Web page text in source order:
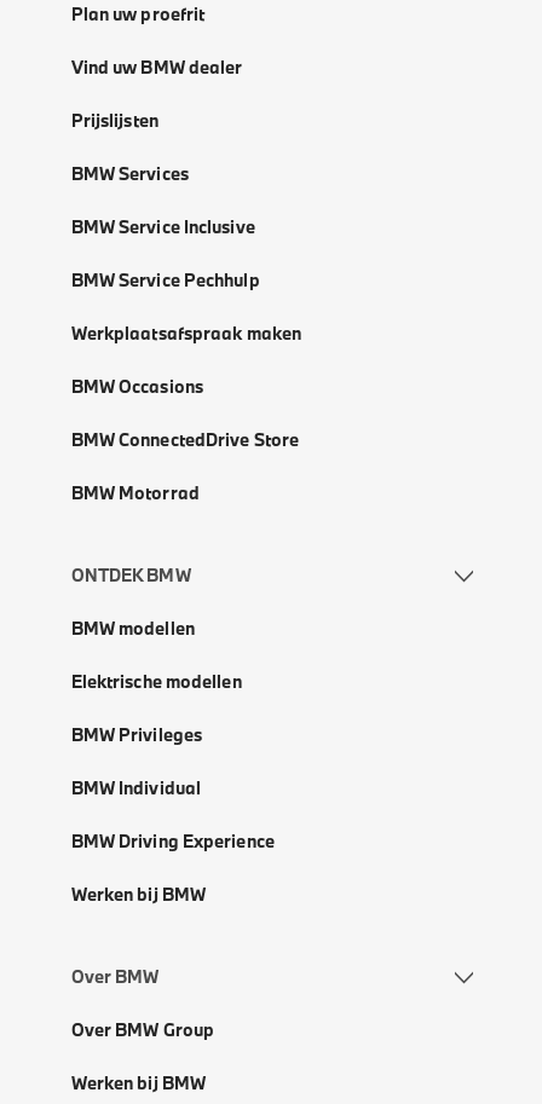
Plan uw proefrit
Vind uw BMW dealer
Prijslijsten
BMW Services
BMW Service Inclusive
BMW Service Pechhulp
Werkplaatsafspraak maken
BMW Occasions
BMW ConnectedDrive Store
BMW Motorrad
ONTDEK BMW
BMW modellen
Elektrische modellen
BMW Privileges
BMW Individual
BMW Driving Experience
Werken bij BMW
Over BMW
Over BMW Group
Werken bij BMW